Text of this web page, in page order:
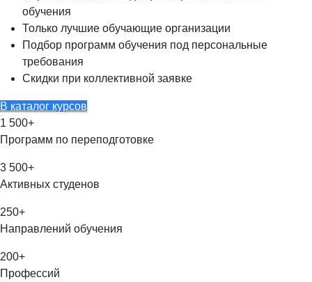
обучения
Только лучшие обучающие организации
Подбор программ обучения под персональные
требования
Скидки при коллективной заявке
В каталог курсов
1 500+
Программ по переподготовке
3 500+
Активных студенов
250+
Направлений обучения
200+
Профессий